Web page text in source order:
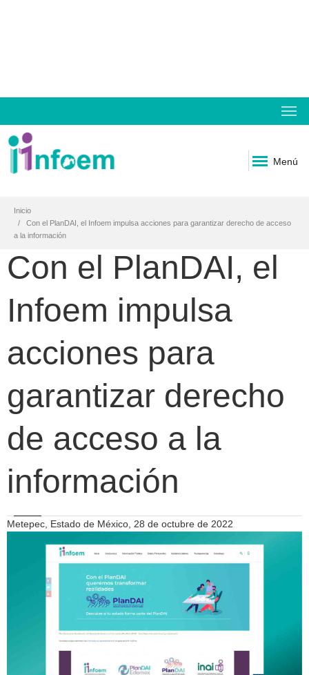
Menú
Inicio
Con el PlanDAI, el Infoem impulsa acciones para garantizar derecho de acceso
a la información
Con el PlanDAI, el
Infoem impulsa
acciones para
garantizar derecho
de acceso a la
información
Metepec, Estado de México, 28 de octubre de 2022